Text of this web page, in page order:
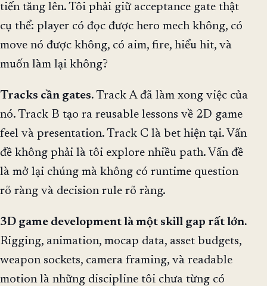
tiến tăng lên. Tôi phải giữ acceptance gate thật
cụ thể: player có đọc được hero mech không, có
move nó được không, có aim, fire, hiểu hit, và
muốn làm lại không?
Tracks cần gates. Track A đã làm xong việc của
nó. Track B tạo ra reusable lessons về 2D game
feel và presentation. Track C là bet hiện tại. Vấn
đề không phải là tôi explore nhiều path. Vấn đề
là mở lại chúng mà không có runtime question
rõ ràng và decision rule rõ ràng.
3D game development là một skill gap rất lớn.
Rigging, animation, mocap data, asset budgets,
weapon sockets, camera framing, và readable
motion là những discipline tôi chưa từng có